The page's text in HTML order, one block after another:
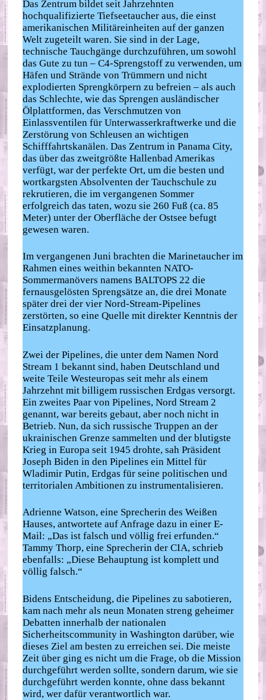
Das Zentrum bildet seit Jahrzehnten
hochqualifizierte Tiefseetaucher aus, die einst
amerikanischen Militäreinheiten auf der ganzen
Welt zugeteilt waren. Sie sind in der Lage,
technische Tauchgänge durchzuführen, um sowohl
das Gute zu tun – C4-Sprengstoff zu verwenden, um
Häfen und Strände von Trümmern und nicht
explodierten Sprengkörpern zu befreien – als auch
das Schlechte, wie das Sprengen ausländischer
Ölplattformen, das Verschmutzen von
Einlassventilen für Unterwasserkraftwerke und die
Zerstörung von Schleusen an wichtigen
Schifffahrtskanälen. Das Zentrum in Panama City,
das über das zweitgrößte Hallenbad Amerikas
verfügt, war der perfekte Ort, um die besten und
wortkargsten Absolventen der Tauchschule zu
rekrutieren, die im vergangenen Sommer
erfolgreich das taten, wozu sie 260 Fuß (ca. 85
Meter) unter der Oberfläche der Ostsee befugt
gewesen waren.
Im vergangenen Juni brachten die Marinetaucher im
Rahmen eines weithin bekannten NATO-
Sommermanövers namens BALTOPS 22 die
fernausgelösten Sprengsätze an, die drei Monate
später drei der vier Nord-Stream-Pipelines
zerstörten, so eine Quelle mit direkter Kenntnis der
Einsatzplanung.
Zwei der Pipelines, die unter dem Namen Nord
Stream 1 bekannt sind, haben Deutschland und
weite Teile Westeuropas seit mehr als einem
Jahrzehnt mit billigem russischen Erdgas versorgt.
Ein zweites Paar von Pipelines, Nord Stream 2
genannt, war bereits gebaut, aber noch nicht in
Betrieb. Nun, da sich russische Truppen an der
ukrainischen Grenze sammelten und der blutigste
Krieg in Europa seit 1945 drohte, sah Präsident
Joseph Biden in den Pipelines ein Mittel für
Wladimir Putin, Erdgas für seine politischen und
territorialen Ambitionen zu instrumentalisieren.
Adrienne Watson, eine Sprecherin des Weißen
Hauses, antwortete auf Anfrage dazu in einer E-
Mail: „Das ist falsch und völlig frei erfunden.“
Tammy Thorp, eine Sprecherin der CIA, schrieb
ebenfalls: „Diese Behauptung ist komplett und
völlig falsch.“
Bidens Entscheidung, die Pipelines zu sabotieren,
kam nach mehr als neun Monaten streng geheimer
Debatten innerhalb der nationalen
Sicherheitscommunity in Washington darüber, wie
dieses Ziel am besten zu erreichen sei. Die meiste
Zeit über ging es nicht um die Frage, ob die Mission
durchgeführt werden sollte, sondern darum, wie sie
durchgeführt werden konnte, ohne dass bekannt
wird, wer dafür verantwortlich war.